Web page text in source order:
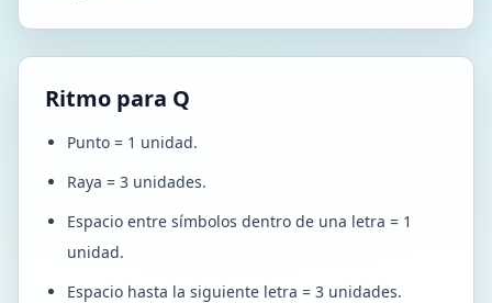
Ritmo para Q
Punto = 1 unidad.
Raya = 3 unidades.
Espacio entre símbolos dentro de una letra = 1
unidad.
Espacio hasta la siguiente letra = 3 unidades.